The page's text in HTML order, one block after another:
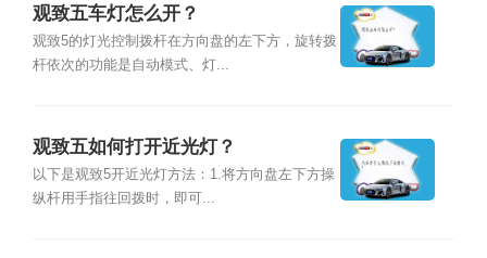
观致五车灯怎么开？
观致5的灯光控制拨杆在方向盘的左下方，旋转拨
杆依次的功能是自动模式、灯...
观致五如何打开近光灯？
以下是观致5开近光灯方法：1.将方向盘左下方操
纵杆用手指往回拨时，即可...